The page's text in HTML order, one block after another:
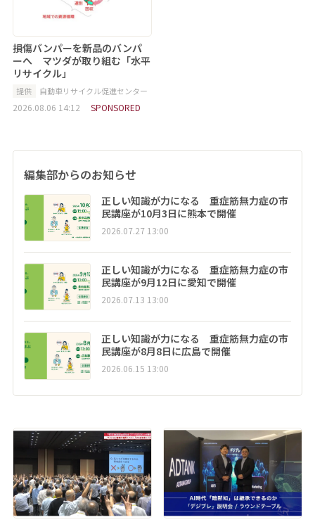
損傷バンパーを新品のバンパ
ーへ マツダが取り組む「水平
リサイクル」
提供 自動車リサイクル促進センター
2026.08.06 14:12 SPONSORED
編集部からのお知らせ
正しい知識が力になる 重症筋無力症の市
民講座が10月3日に熊本で開催
2026.07.27 13:00
正しい知識が力になる 重症筋無力症の市
民講座が9月12日に愛知で開催
2026.07.13 13:00
正しい知識が力になる 重症筋無力症の市
民講座が8月8日に広島で開催
2026.06.15 13:00